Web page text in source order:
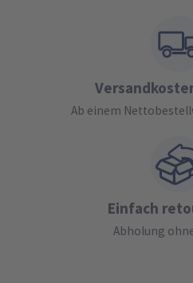
Ab einem
Einfach
Abholung